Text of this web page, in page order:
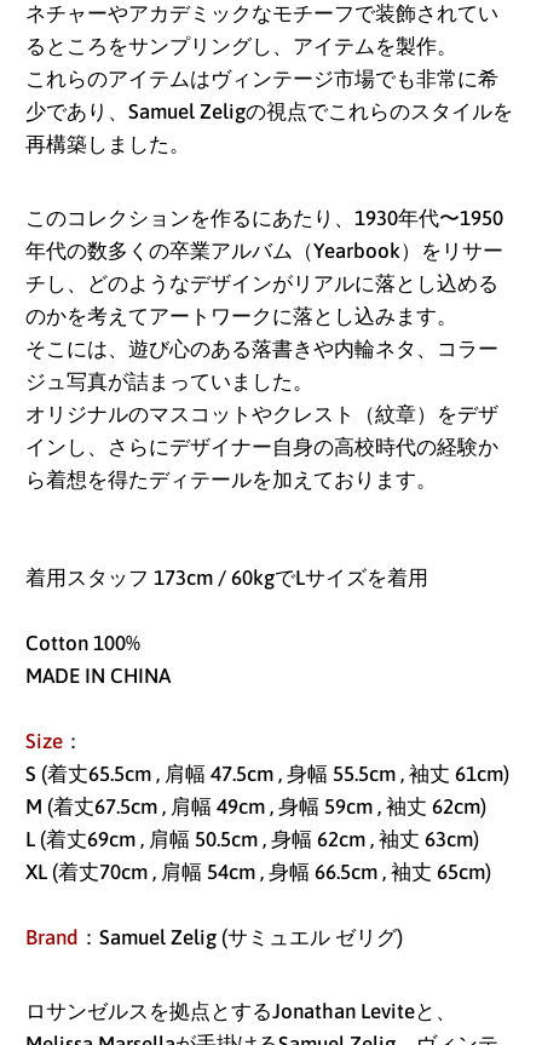
ネチャーやアカデミックなモチーフで装飾されてい
るところをサンプリングし、アイテムを製作。
これらのアイテムはヴィンテージ市場でも非常に希
少であり、Samuel Zeligの視点でこれらのスタイルを
再構築しました。
このコレクションを作るにあたり、1930年代〜1950
年代の数多くの卒業アルバム（Yearbook）をリサー
チし、どのようなデザインがリアルに落とし込める
のかを考えてアートワークに落とし込みます。
そこには、遊び心のある落書きや内輪ネタ、コラー
ジュ写真が詰まっていました。
オリジナルのマスコットやクレスト（紋章）をデザ
インし、さらにデザイナー自身の高校時代の経験か
ら着想を得たディテールを加えております。
着用スタッフ 173cm / 60kgでLサイズを着用
Cotton 100%
MADE IN CHINA
Size ：
S (着丈65.5cm , 肩幅 47.5cm , 身幅 55.5cm , 袖丈 61cm)
M (着丈67.5cm , 肩幅 49cm , 身幅 59cm , 袖丈 62cm)
L (着丈69cm , 肩幅 50.5cm , 身幅 62cm , 袖丈 63cm)
XL (着丈70cm , 肩幅 54cm , 身幅 66.5cm , 袖丈 65cm)
Brand ：Samuel Zelig (サミュエル ゼリグ)
ロサンゼルスを拠点とするJonathan Leviteと、
アイスランド (ISK kr)
アイルランド (EUR €)
アフガニスタン (AFN
アメリカ合衆国 (USD
$)
アラブ首長国連邦
د.ج)
アルバ (AWG ƒ)